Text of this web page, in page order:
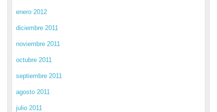
enero 2012
diciembre 2011
noviembre 2011
octubre 2011
septiembre 2011
agosto 2011
julio 2011